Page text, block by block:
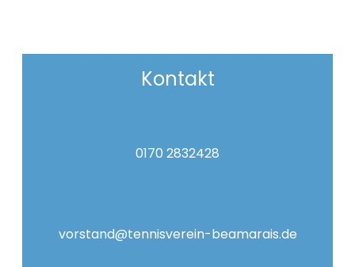
Kontakt
0170 2832428
vorstand@tennisverein-beamarais.de